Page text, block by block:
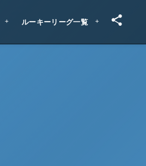
ルーキーリーグ一覧